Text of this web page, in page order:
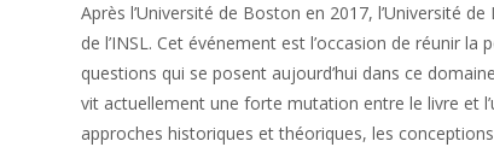
Après l’Université de Boston en 2017, l’Université
de l’INSL. Cet événement est l’occasion de réunir
questions qui se posent aujourd’hui dans ce
vit actuellement une forte mutation entre le livre et
approches historiques et théoriques, les